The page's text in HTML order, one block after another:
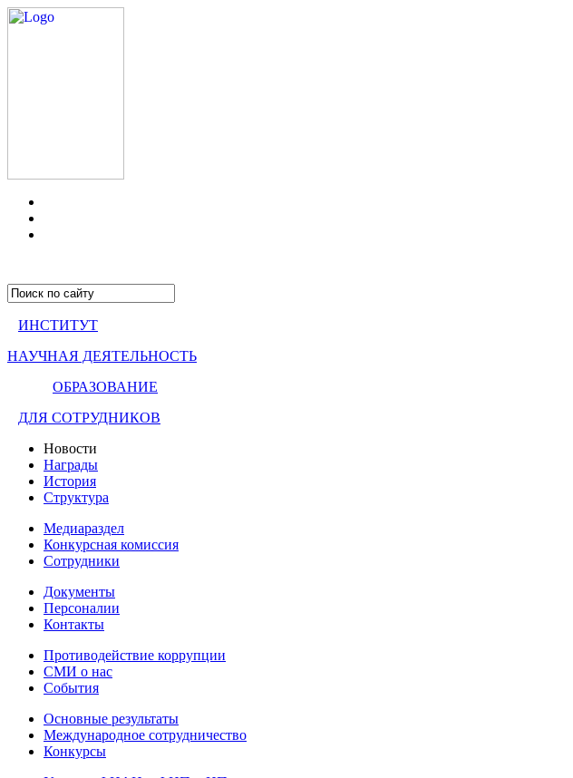
ИНСТИТУТ
НАУЧНАЯ ДЕЯТЕЛЬНОСТЬ
ОБРАЗОВАНИЕ
ДЛЯ СОТРУДНИКОВ
Новости
Награды
История
Структура
Медиараздел
Конкурсная комиссия
Сотрудники
Документы
Персоналии
Контакты
Противодействие коррупции
СМИ о нас
События
Основные результаты
Международное сотрудничество
Конкурсы